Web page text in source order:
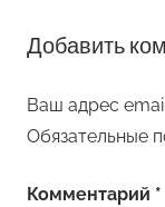
Добавить
Ваш адрес
Обязательные
Комментарий *